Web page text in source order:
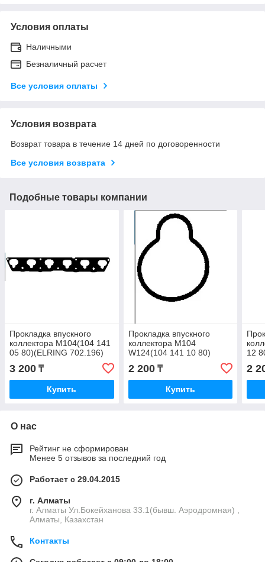
Условия оплаты
Наличными
Безналичный расчет
Все условия оплаты
Условия возврата
Возврат товара в течение 14 дней по договоренности
Все условия возврата
Подобные товары компании
Прокладка впускного
коллектора M104(104 141
05 80)(ELRING 702.196)
3 200 ₸
Купить
Прокладка впускного
коллектора M104
W124(104 141 10 80)
(ELRING 900.109)
2 200₸
Купить
12
2
О нас
Рейтинг не сформирован
Менее 5 отзывов за последний год
Работает с 29.04.2015
г. Алматы
г. Алматы Ул.Бокейханова 33.1(бывш. Аэродромная) ,
Алматы, Казахстан
Контакты